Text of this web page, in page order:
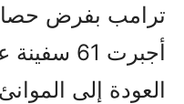
ترامب بفرض
أجبرت 61
العودة إلى